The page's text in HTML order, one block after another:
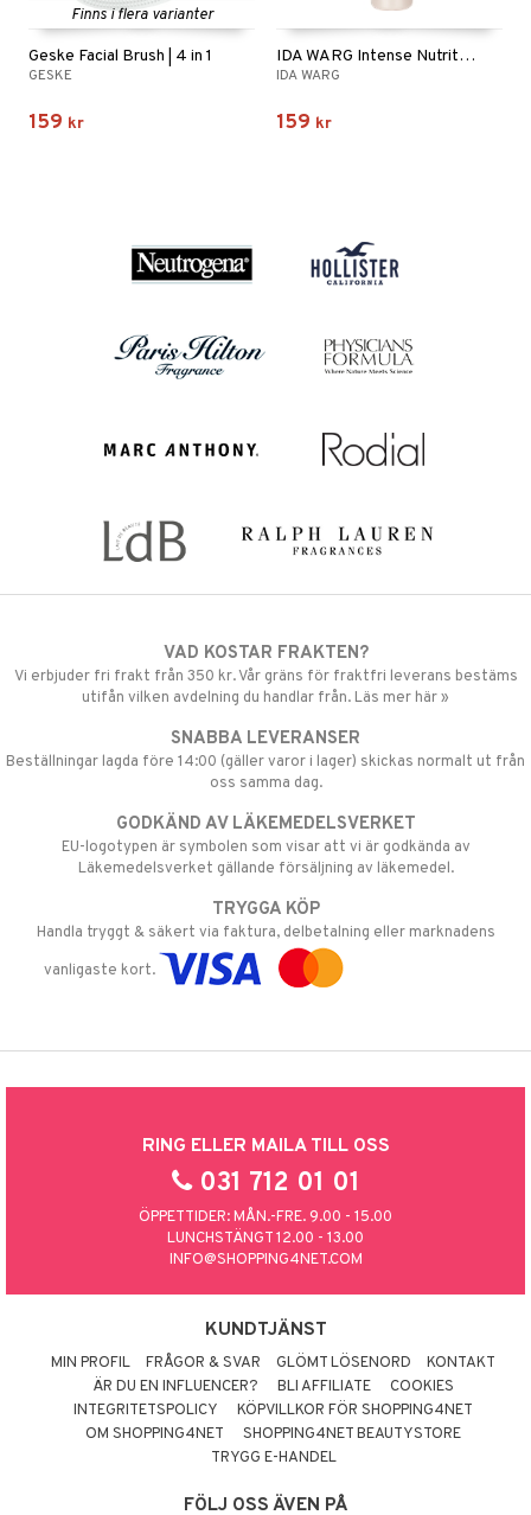
Finns i flera varianter
Geske Facial Brush | 4 in 1
GESKE
159 kr
IDA WARG Intense Nutrition Multibalm
IDA WARG
159 kr
VAD KOSTAR FRAKTEN?
Vi erbjuder fri frakt från 350 kr. Vår gräns för fraktfri leverans bestäms
utifån vilken avdelning du handlar från. Läs mer här »
SNABBA LEVERANSER
Beställningar lagda före 14:00 (gäller varor i lager) skickas normalt ut från
oss samma dag.
GODKÄND AV LÄKEMEDELSVERKET
EU-logotypen är symbolen som visar att vi är godkända av
Läkemedelsverket gällande försäljning av läkemedel.
TRYGGA KÖP
Handla tryggt & säkert via faktura, delbetalning eller marknadens
vanligaste kort.
RING ELLER MAILA TILL OSS
031 712 01 01
ÖPPETTIDER: MÅN.-FRE. 9.00 - 15.00
LUNCHSTÄNGT 12.00 - 13.00
INFO@SHOPPING4NET.COM
KUNDTJÄNST
MIN PROFIL FRÅGOR & SVAR GLÖMT LÖSENORD
KONTAKT
ÄR DU EN INFLUENCER?
BLI AFFILIATE
COOKIES
INTEGRITETSPOLICY
KÖPVILLKOR FÖR SHOPPING4NET
OM SHOPPING4NET
SHOPPING4NET BEAUTYSTORE
TRYGG E-HANDEL
FÖLJ OSS ÄVEN PÅ